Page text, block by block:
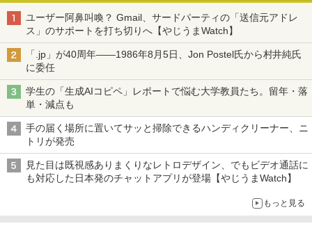
ユーザー阿鼻叫喚？ Gmail、サードパーティの「送信元アドレ
ス」のサポートを打ち切りへ【やじうまWatch】
「.jp」が40周年――1986年8月5日、Jon Postel氏から村井純氏
に委任
学生の「生成AIコピペ」レポートで悩む大学教員たち。留年・落
単・減点も
手の届く場所に置いてサッと掃除できるハンディクリーナー、ニ
トリが発売
見た目は既視感ありまくりなレトロデザイン、でもビデオ通話に
も対応した日本発のチャットアプリが登場【やじうまWatch】
もっと見る